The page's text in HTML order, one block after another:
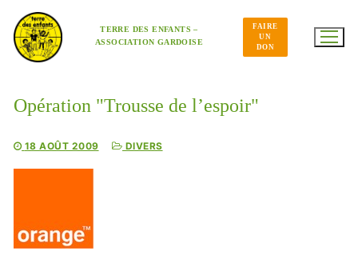
contenu
TERRE DES ENFANTS –
ASSOCIATION GARDOISE
FAIRE
UN
DON
Opération "Trousse de l’espoir"
18 AOÛT 2009 DIVERS